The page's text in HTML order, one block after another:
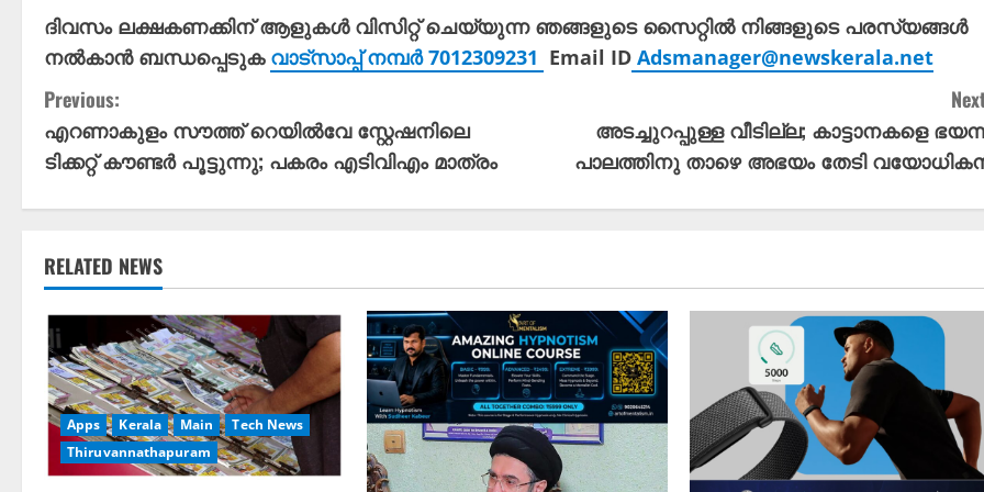
ദിവസം ലക്ഷകണക്കിന് ആളുകൾ വിസിറ്റ് ചെയ്യുന്ന ഞങ്ങളുടെ സൈറ്റിൽ നിങ്ങളുടെ പരസ്യങ്ങൾ
നൽകാൻ ബന്ധപ്പെടുക വാട്സാപ്പ് നമ്പർ 7012309231 Email ID Adsmanager@newskerala.net
C
o
n
i
n
u
e
R
Previous:
എറണാകുളം സൗത്ത് റെയിൽ‍വേ സ്റ്റേഷനിലെ
ടിക്കറ്റ് കൗണ്ടർ പൂട്ടുന്നു; പകരം എടിവിഎം മാത്രം
അടച്ചുറപ്പുള്ള വീടില്ല; കാട്ടാനകളെ
പാലത്തിനു താഴെ അഭയം തേടി
RELATED NEWS
Apps Kerala Main
Tech News
Thiruvannathapuram